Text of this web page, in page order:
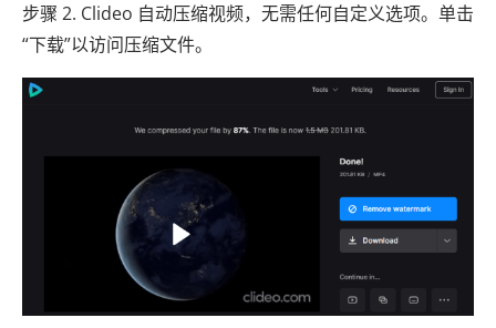
步骤 2. Clideo 自动压缩视频，无需任何自定义选项。单击
“下载”以访问压缩文件。